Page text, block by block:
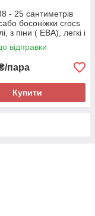
- 25 сантиметрів
босоніжки crocs
з піни ( ЕВА), легкі і
відправки
пара
Купити